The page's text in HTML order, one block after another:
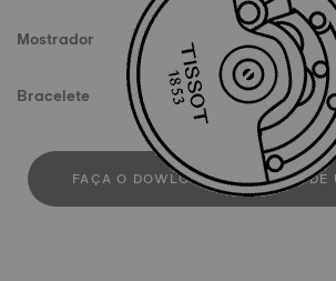
Mostrador
Bracelete
FAÇA O DOWLOAD DO MANUAL DE